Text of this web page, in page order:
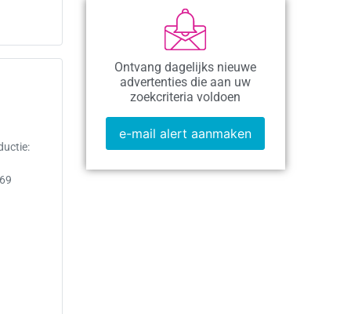
Ontvang dagelijks nieuwe
advertenties die aan uw
zoekcriteria voldoen
e-mail alert aanmaken